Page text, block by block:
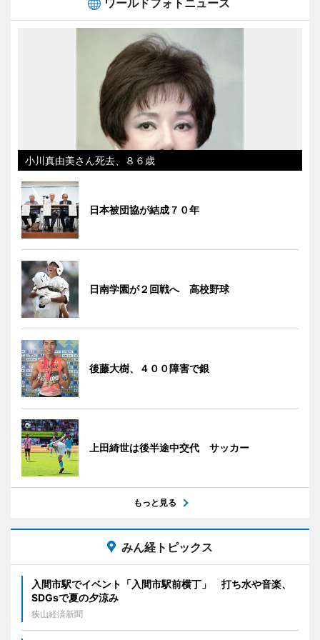
ワールドフォトニュース
小川真由美さん死去、８６歳
日本被団協が結成７０年
日南学園が２回戦へ 高校野球
後藤大樹、４００障害で銀
上田綺世は後半途中交代 サッカー
もっと見る
みん経トピックス
入間市駅でイベント「入間市駅前横丁」 打ち水や音楽、
SDGsで夏の夕涼み
狭山経済新聞